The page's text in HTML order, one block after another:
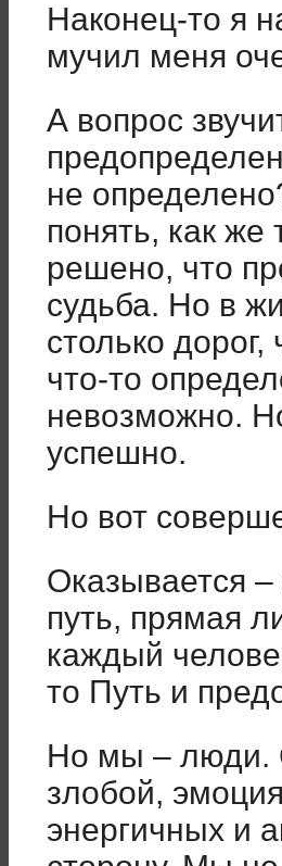
Наконец-то я
мучил меня
А вопрос
не
понять, как
решено, что
судьба. Но в
столько
что-то
невозможно.
успешно.
Но вот
Оказывается
путь, прямая
каждый
то Путь и
Но мы – люди.
злобой,
энергичных и